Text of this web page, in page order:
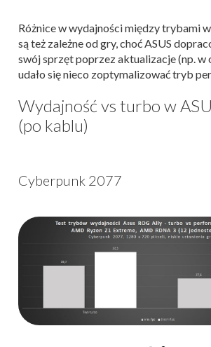
Różnice w wydajności między trybami
są też zależne od gry, choć ASUS
swój sprzęt poprzez aktualizacje (np. w
udało się nieco zoptymalizować tryb
Wydajność vs turbo w
(po kablu)
Cyberpunk 2077